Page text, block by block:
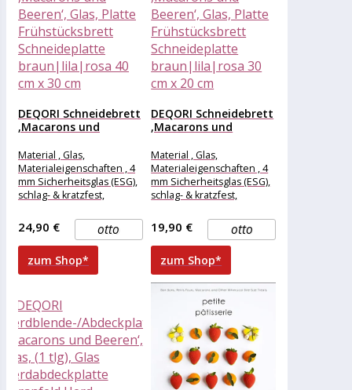
DEQORI Schneidebrett
‚Macarons und
Material , Glas,
Materialeigenschaften , 4
mm Sicherheitsglas (ESG),
schlag- & kratzfest,
Höhe , 30
otto
24,90 €
zum Shop*
DEQORI Schneidebrett
‚Macarons und
Material , Glas,
Materialeigenschaften , 4
mm Sicherheitsglas (ESG),
schlag- & kratzfest,
Höhe , 20
otto
19,90 €
zum Shop*